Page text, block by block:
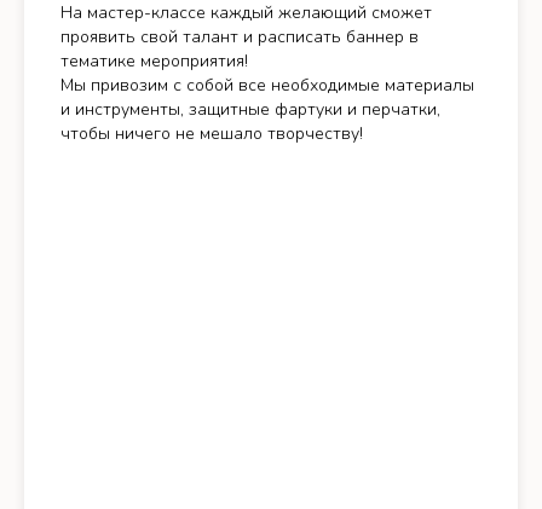
На мастер-классе каждый желающий сможет
проявить свой талант и расписать баннер в
тематике мероприятия!
Мы привозим с собой все необходимые материалы
и инструменты, защитные фартуки и перчатки,
чтобы ничего не мешало творчеству!